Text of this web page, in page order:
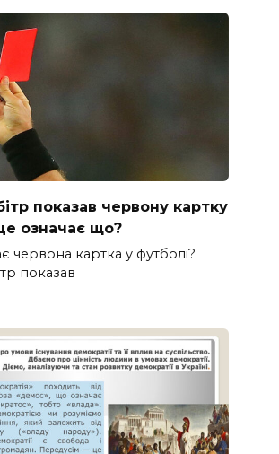
показав червону картку
означає що?
червона картка у футболі?
показав